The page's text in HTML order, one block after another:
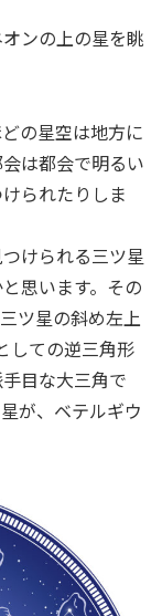
ンの上の星を眺
の星空は地方に
は都会で明るい
られたりしま
けられる三ツ星
思います。その
ツ星の斜め左上
しての逆三角形
目な大三角で
が、ベテルギウ